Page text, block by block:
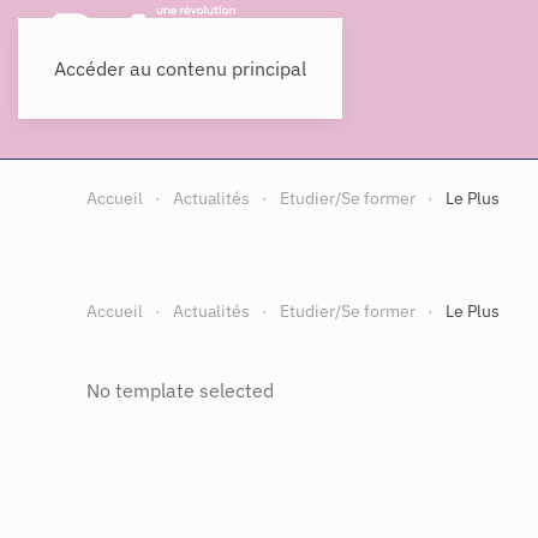
Accéder au contenu principal
Accueil Actualités Etudier/Se former Le Plus
Accueil Actualités Etudier/Se former Le Plus
No template selected